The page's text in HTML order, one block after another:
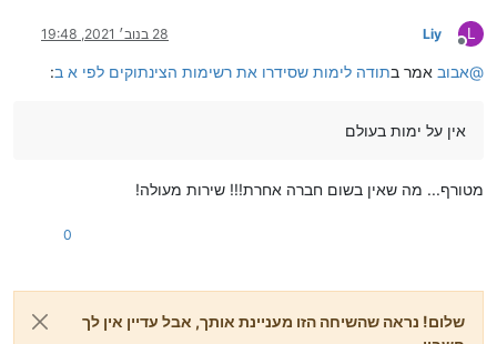
L
מנותק
Liy 28 בנוב׳ 2021, 19:48
@אבוב אמר בתודה לימות שסידרו את רשימות הצינתוקים לפי א ב:
אין על ימות בעולם
מטורף... מה שאין בשום חברה אחרת!!! שירות מעולה!
0
שלום! נראה שהשיחה הזו מעניינת אותך, אבל עדיין אין לך